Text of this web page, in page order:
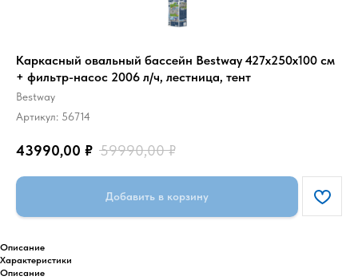
Каркасный овальный бассейн Bestway 427х250х100 см
+ фильтр-насос 2006 л/ч, лестница, тент
Bestway
Артикул: 56714
43990,00 ₽ 59990,00 ₽
Добавить в корзину
Описание
Характеристики
Описание